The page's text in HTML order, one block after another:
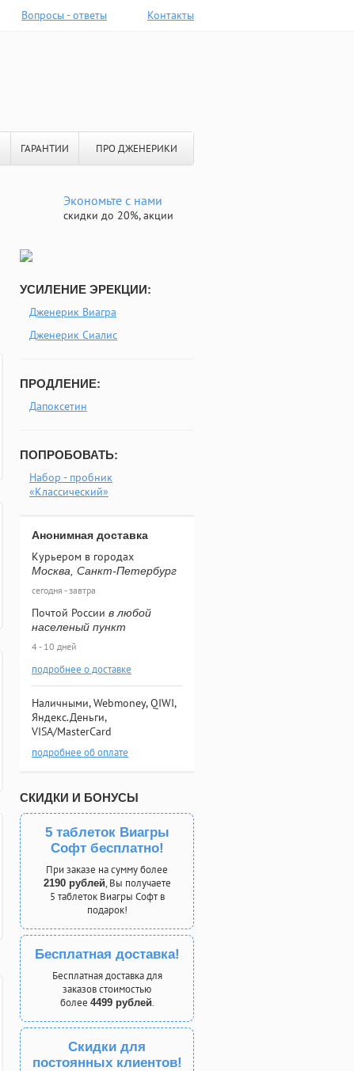
Вопросы - ответы Контакты
ГАРАНТИИ ПРО ДЖЕНЕРИКИ
Экономьте с нами
скидки до 20%, акции
УСИЛЕНИЕ ЭРЕКЦИИ:
Дженерик Виагра
Дженерик Сиалис
ПРОДЛЕНИЕ:
Дапоксетин
ПОПРОБОВАТЬ:
Набор - пробник
«Классический»
Анонимная доставка
Курьером в городах
Москва, Санкт-Петербург
сегодня - завтра
Почтой России в любой
населеный пункт
4 - 10 дней
подробнее о доставке
Наличными, Webmoney, QIWI,
Яндекс.Деньги,
VISA/MasterCard
подробнее об оплате
СКИДКИ И БОНУСЫ
5 таблеток Виагры
Софт бесплатно!
При заказе на сумму более
2190 рублей, Вы получаете
5 таблеток Виагры Софт в
подарок!
Бесплатная доставка!
Бесплатная доставка для
заказов стоимостью
более 4499 рублей.
Скидки для
постоянных клиентов!